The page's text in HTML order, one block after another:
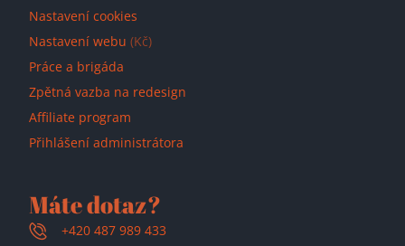
Nastavení cookies
Nastavení webu (Kč)
Práce a brigáda
Zpětná vazba na redesign
Affiliate program
Přihlášení administrátora
Máte dotaz?
+420 487 989 433